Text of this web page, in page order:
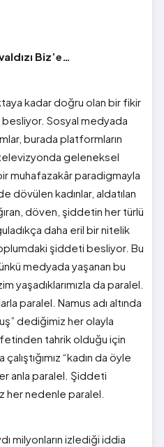
Biz’e…
kadar doğru olan bir fikir
besliyor. Sosyal medyada
burada platformların
geleneksel
muhafazakâr paradigmayla
dövülen kadınlar, aldatılan
döven, şiddetin her türlü
daha eril bir nitelik
şiddeti besliyor. Bu
medyada yaşanan bu
yaşadıklarımızla da paralel.
paralel. Namus adı altında
dediğimiz her olayla
tahrik olduğu için
“kadın da öyle
anla paralel. Şiddeti
her nedenle paralel.
milyonların izlediği iddia